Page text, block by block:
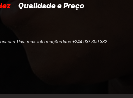
Qualidade e Preço
Para mais informações ligue +244 932 309 382